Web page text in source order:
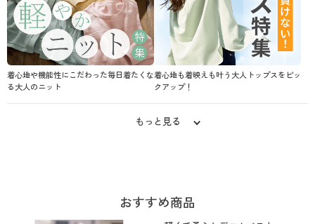
着心地や機能性にこだわった毎日着たくな
る大人のニット
着心地も着映えも叶う大人トップスをピッ
クアップ！
もっと見る
おすすめ商品